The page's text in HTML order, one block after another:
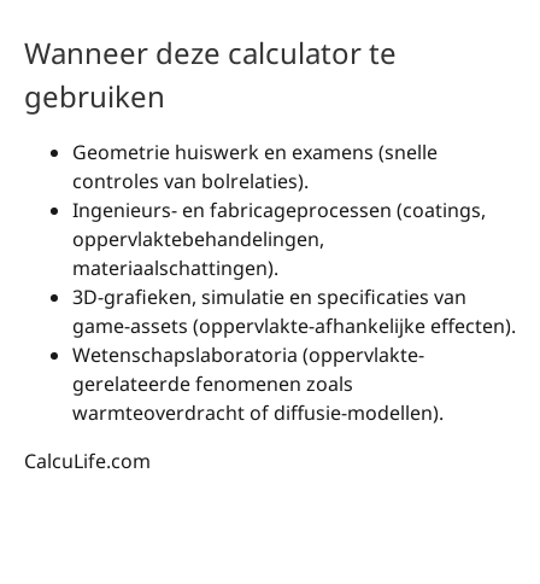
Wanneer deze calculator te
gebruiken
Geometrie huiswerk en examens (snelle
controles van bolrelaties).
Ingenieurs- en fabricageprocessen (coatings,
oppervlaktebehandelingen,
materiaalschattingen).
3D-grafieken, simulatie en specificaties van
game-assets (oppervlakte-afhankelijke effecten).
Wetenschapslaboratoria (oppervlakte-
gerelateerde fenomenen zoals
warmteoverdracht of diffusie-modellen).
CalcuLife.com